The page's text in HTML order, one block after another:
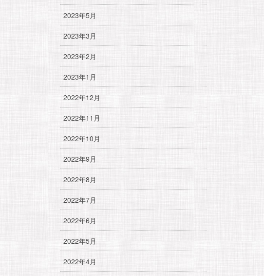
2023年5月
2023年3月
2023年2月
2023年1月
2022年12月
2022年11月
2022年10月
2022年9月
2022年8月
2022年7月
2022年6月
2022年5月
2022年4月